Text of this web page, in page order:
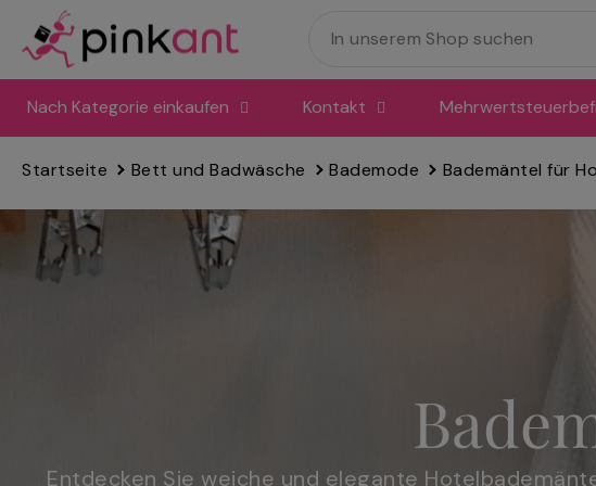
Direkt
zum
Inhalt
springen
Nach Kategorie einkaufen Kontakt
Startseite Bett und Badwäsche Bademode Bademäntel für
Entdecken Sie weiche und elegante